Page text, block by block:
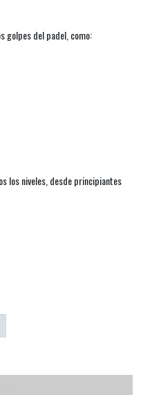
golpes del padel, como:
los niveles, desde principiantes